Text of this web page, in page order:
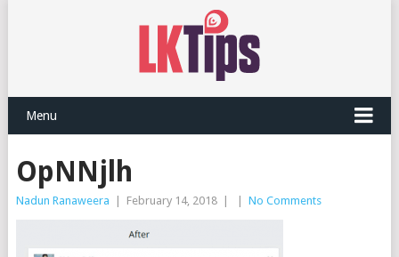
Menu
OpNNjlh
Nadun Ranaweera February 14, 2018 No Comments